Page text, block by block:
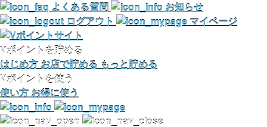
よくある質問
お知らせ
ログアウト
マイページ
Vポイントを貯める
はじめ方 お店で貯める もっと貯める
Vポイントを使う
使い方 お得に使う